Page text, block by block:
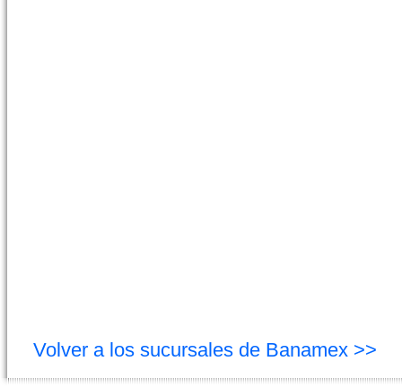
Volver a los sucursales de Banamex >>